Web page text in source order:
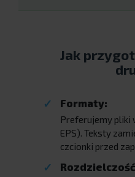
Jak
Formaty:
Preferujemy pliki
EPS). Teksty
czcionki przed